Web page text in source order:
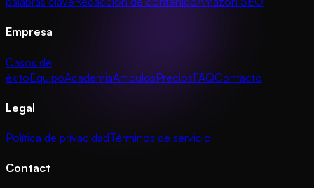
Empresa
Casos de
éxitoEquipoAcademiaArtículosPreciosFAQContacto
Legal
Política de privacidadTérminos de servicio
Contact